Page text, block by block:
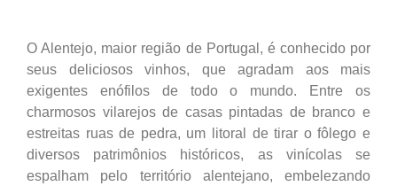
O Alentejo, maior região de Portugal, é conhecido por
seus deliciosos vinhos, que agradam aos mais
exigentes enófilos de todo o mundo. Entre os
charmosos vilarejos de casas pintadas de branco e
estreitas ruas de pedra, um litoral de tirar o fôlego e
diversos patrimônios históricos, as vinícolas se
espalham pelo território alentejano, embelezando